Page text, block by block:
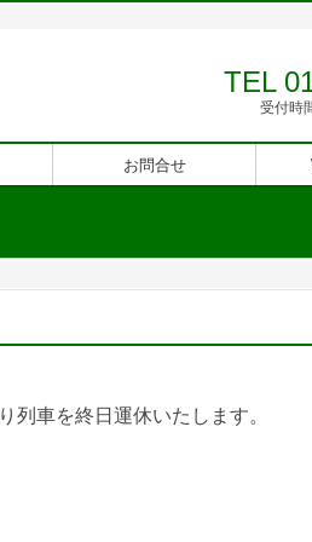
TEL
受付時
お問合せ
列車を終日運休いたします。